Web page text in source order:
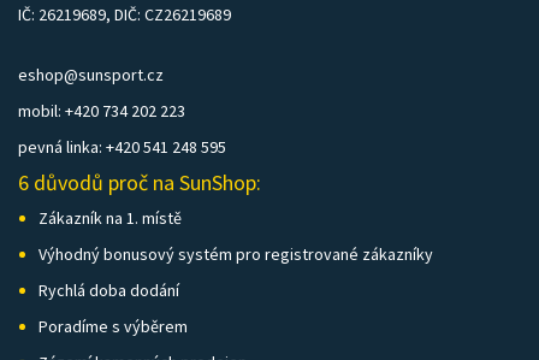
IČ: 26219689, DIČ: CZ26219689
eshop@sunsport.cz
mobil: +420 734 202 223
pevná linka: +420 541 248 595
6 důvodů proč na SunShop:
Zákazník na 1. místě
Výhodný bonusový systém pro registrované zákazníky
Rychlá doba dodání
Poradíme s výběrem